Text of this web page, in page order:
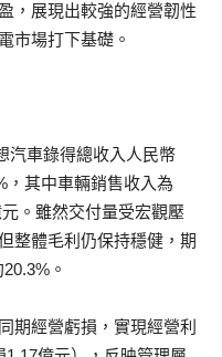
，展現出較強的經營韌性
市場打下基礎。
汽車錄得總收入人民幣
，其中車輛銷售收入為
。雖然交付量受宏觀壓
整體毛利仍保持穩健，期
。
期經營虧損，實現經營利